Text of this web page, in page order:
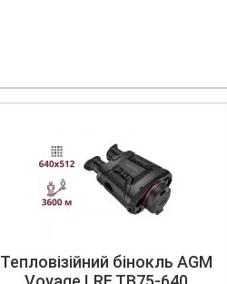
Тепловізійний бінокль AGM